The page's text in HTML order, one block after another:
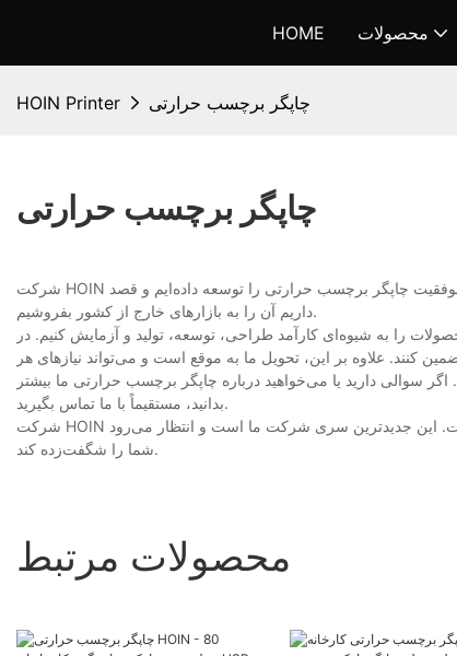
HOME محصولات
HOIN Printer چاپگر برچسب حرارتی
چاپگر برچسب حرارتی
شرکت HOIN تیمی را تشکیل داده است که عمدتاً در توسعه محصول فعالیت می‌کنند. به لطف تلاش‌های آنها، ما با موفقیت چاپگر برچسب حرارتی را توسعه داده‌ایم و قصد
داریم آن را به بازارهای خارج از کشور بفروشیم.
را به شیوه‌ای کارآمد طراحی، توسعه، تولید و آزمایش کنیم. در
کنند. علاوه بر این، تحویل ما به موقع است و می‌تواند نیازهای هر
سوالی دارید یا می‌خواهید درباره چاپگر برچسب حرارتی ما بیشتر
بدانید، مستقیماً با ما تماس بگیرید.
شرکت HOIN به طور منظم بر توسعه محصولات تمرکز داشته است که چاپگر برچسب حرارتی جدیدترین آنهاست. این جدیدترین سری شرکت ما است و انتظار می‌رود
شما را شگفت‌زده کند.
محصولات مرتبط